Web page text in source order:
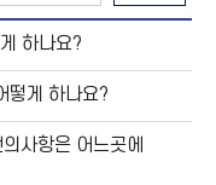
하나요?
떻게 하나요?
사항은 어느곳에